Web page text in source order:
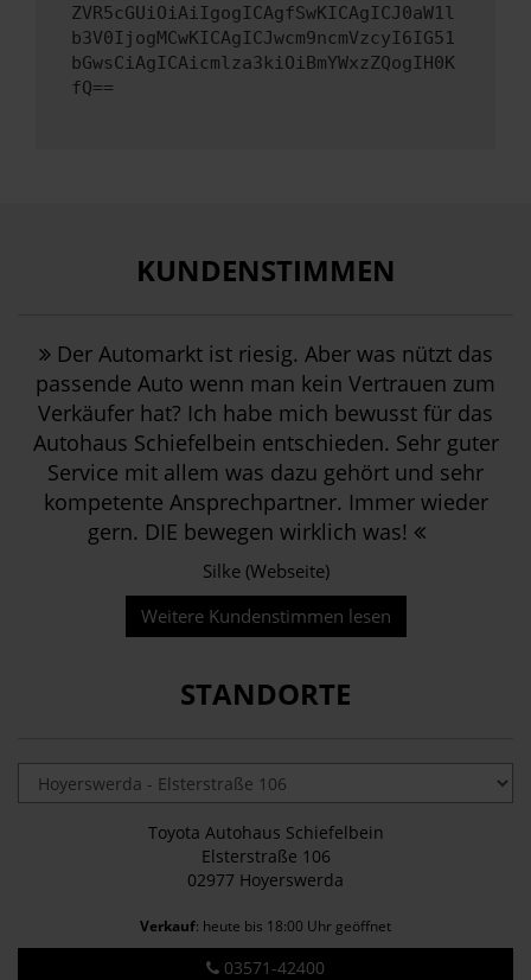
ZVR5cGUiOiAiIgogICAgfSwKICAgICJ0aW1l
b3V0IjogMCwKICAgICJwcm9ncmVzcyI6IG51
bGwsCiAgICAicmlza3kiOiBmYWxzZQogIH0K
fQ==
KUNDENSTIMMEN
Der Automarkt ist riesig. Aber was nützt das
passende Auto wenn man kein Vertrauen zum
Verkäufer hat? Ich habe mich bewusst für das
Autohaus Schiefelbein entschieden. Sehr guter
Service mit allem was dazu gehört und sehr
kompetente Ansprechpartner. Immer wieder
gern. DIE bewegen wirklich was!
Silke (Webseite)
Weitere Kundenstimmen lesen
STANDORTE
Toyota Autohaus Schiefelbein
Elsterstraße 106
02977 Hoyerswerda
Verkauf: heute bis 18:00 Uhr geöffnet
03571-42400